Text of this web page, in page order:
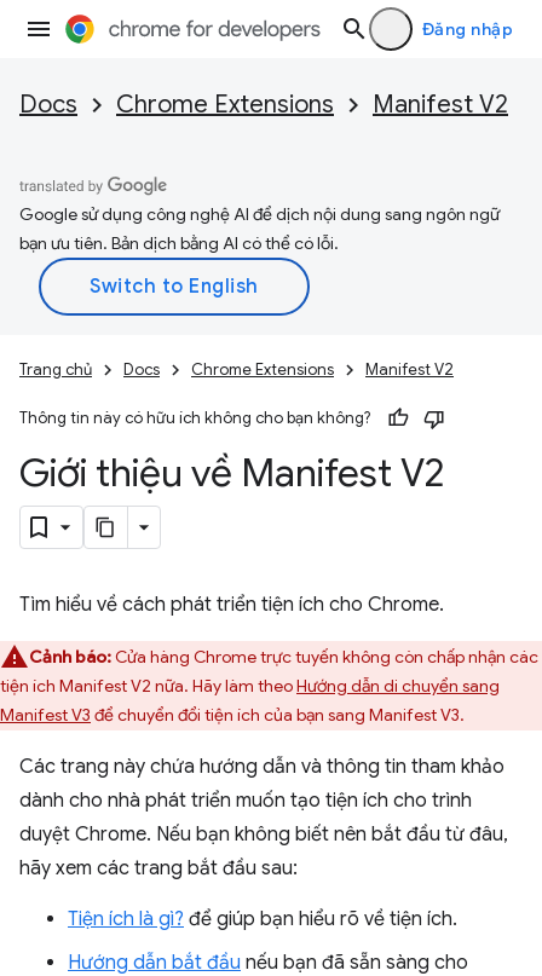
Đăng nhập
Docs Chrome Extensions Manifest V2
Google sử dụng công nghệ AI để dịch nội dung sang ngôn ngữ
bạn ưu tiên. Bản dịch bằng AI có thể có lỗi.
Trang chủ Docs Chrome Extensions Manifest V2
Thông tin này có hữu ích không cho bạn không?
Giới thiệu về Manifest V2
Tìm hiểu về cách phát triển tiện ích cho Chrome.
Cảnh báo:Cửa hàng Chrome trực tuyến không còn chấp nhận các
tiện ích Manifest V2 nữa. Hãy làm theoHướng dẫn di chuyển sang
Manifest V3 để chuyển đổi tiện ích của bạn sang Manifest V3.
Các trang này chứa hướng dẫn và thông tin tham khảo
dành cho nhà phát triển muốn tạo tiện ích cho trình
duyệt Chrome. Nếu bạn không biết nên bắt đầu từ đâu,
hãy xem các trang bắt đầu sau:
Tiện ích là gì? để giúp bạn hiểu rõ về tiện ích.
Hướng dẫn bắt đầu nếu bạn đã sẵn sàng cho